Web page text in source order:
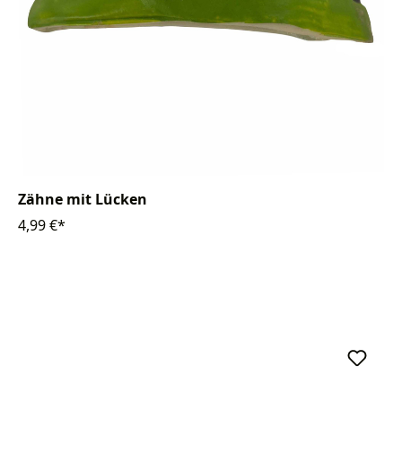
Zähne mit Lücken
4,99 €*